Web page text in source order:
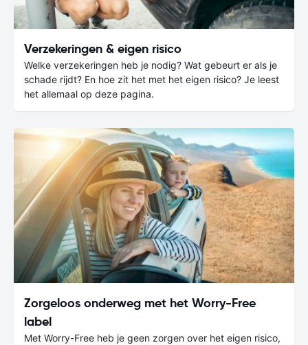
Verzekeringen & eigen risico
Welke verzekeringen heb je nodig? Wat gebeurt er als je
schade rijdt? En hoe zit het met het eigen risico? Je leest
het allemaal op deze pagina.
Zorgeloos onderweg met het Worry-Free
label
Met Worry-Free heb je geen zorgen over het eigen risico,